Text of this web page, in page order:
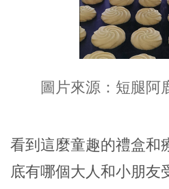
圖片來源：短腿阿
看到這麼童趣的禮盒和
底有哪個大人和小朋友